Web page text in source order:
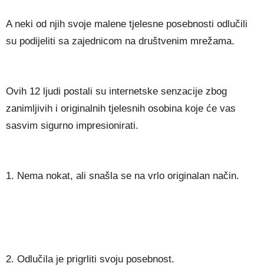
A neki od njih svoje malene tjelesne posebnosti odlučili
su podijeliti sa zajednicom na društvenim mrežama.
Ovih 12 ljudi postali su internetske senzacije zbog
zanimljivih i originalnih tjelesnih osobina koje će vas
sasvim sigurno impresionirati.
1. Nema nokat, ali snašla se na vrlo originalan način.
2. Odlučila je prigrliti svoju posebnost.